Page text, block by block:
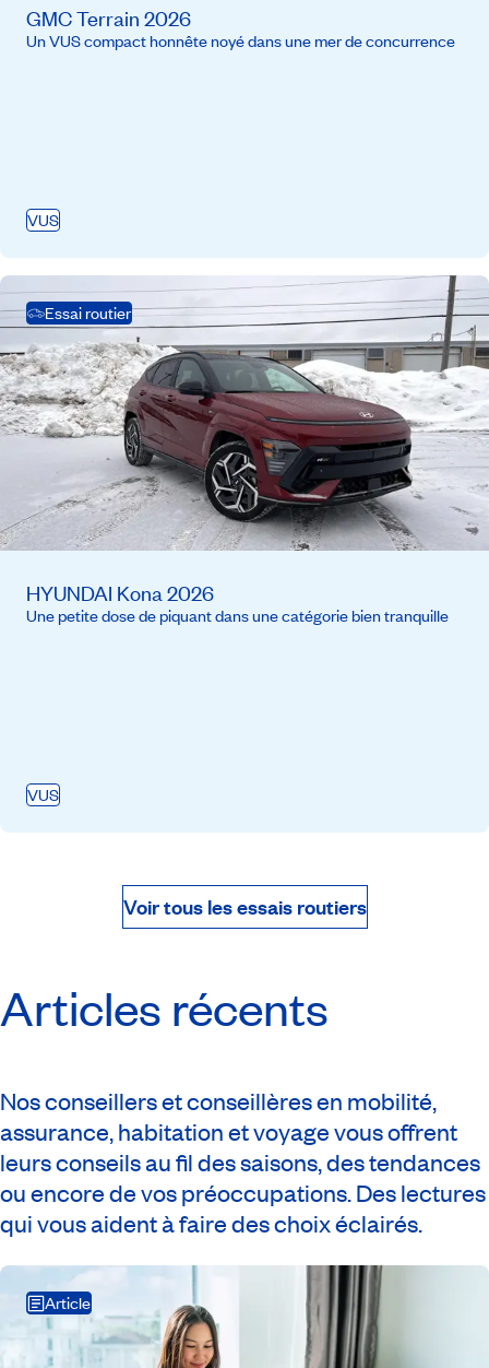
GMC Terrain 2026
Un VUS compact honnête noyé dans une mer de concurrence
VUS
Essai routier
HYUNDAI Kona 2026
Une petite dose de piquant dans une catégorie bien tranquille
VUS
Voir tous les essais routiers
Articles récents
Nos conseillers et conseillères en mobilité,
assurance, habitation et voyage vous offrent
leurs conseils au fil des saisons, des tendances
ou encore de vos préoccupations. Des lectures
qui vous aident à faire des choix éclairés.
Article